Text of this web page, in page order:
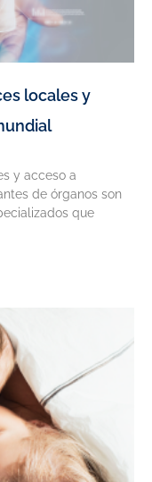
locales y
y acceso a
de órganos son
que